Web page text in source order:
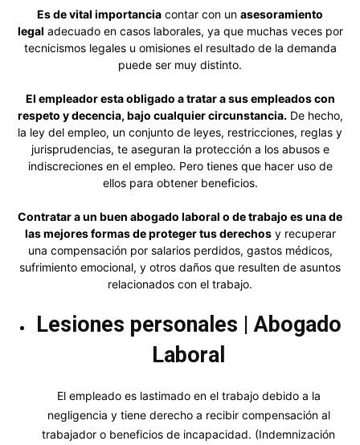
Es de vital importancia contar con un asesoramiento
legal adecuado en casos laborales, ya que muchas veces por
tecnicismos legales u omisiones el resultado de la demanda
puede ser muy distinto.
El empleador esta obligado a tratar a sus empleados con
respeto y decencia, bajo cualquier circunstancia.De hecho,
la ley del empleo, un conjunto de leyes, restricciones, reglas y
jurisprudencias, te aseguran la protección a los abusos e
indiscreciones en el empleo. Pero tienes que hacer uso de
ellos para obtener beneficios.
Contratar a un buen abogado laboral o de trabajo es una de
las mejores formas de proteger tus derechosy recuperar
una compensación por salarios perdidos, gastos médicos,
sufrimiento emocional, y otros daños que resulten de asuntos
relacionados con el trabajo.
Lesiones personales | Abogado
Laboral
El empleado es lastimado en el trabajo debido a la
negligencia y tiene derecho a recibir compensación al
trabajador o beneficios de incapacidad. (Indemnización